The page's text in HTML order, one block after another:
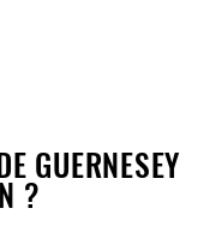
GUERNESEY
?